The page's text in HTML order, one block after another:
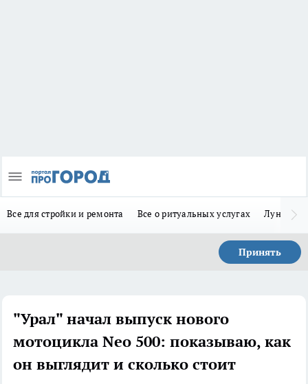
Все для стройки и ремонта Все о ритуальных услугах Лунно-
Принять
"Урал" начал выпуск нового
мотоцикла Neo 500: показываю, как
он выглядит и сколько стоит